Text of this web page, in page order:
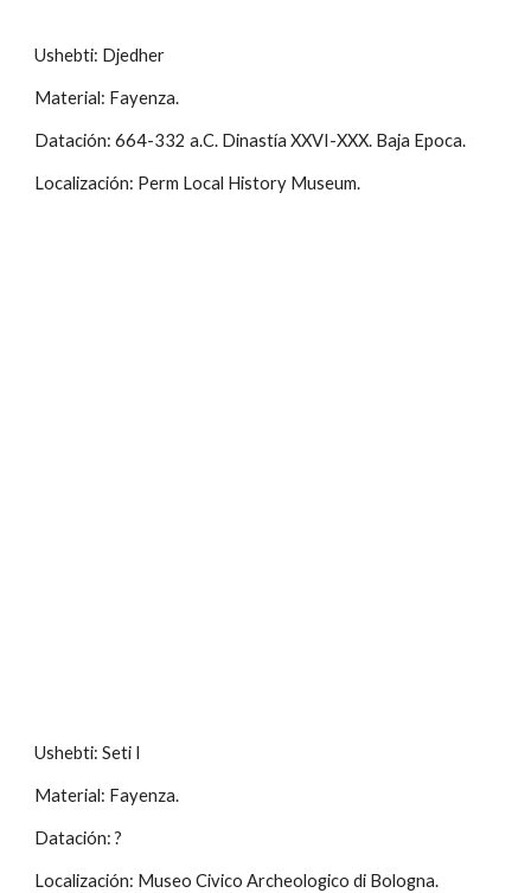
Ushebti: Djedher
Material: Fayenza.
Datación: 664-332 a.C. Dinastía XXVI-XXX. Baja Epoca.
Localización: Perm Local History Museum.
Ushebti: Seti I
Material: Fayenza.
Datación: ?
Localización: Museo Civico Archeologico di Bologna.